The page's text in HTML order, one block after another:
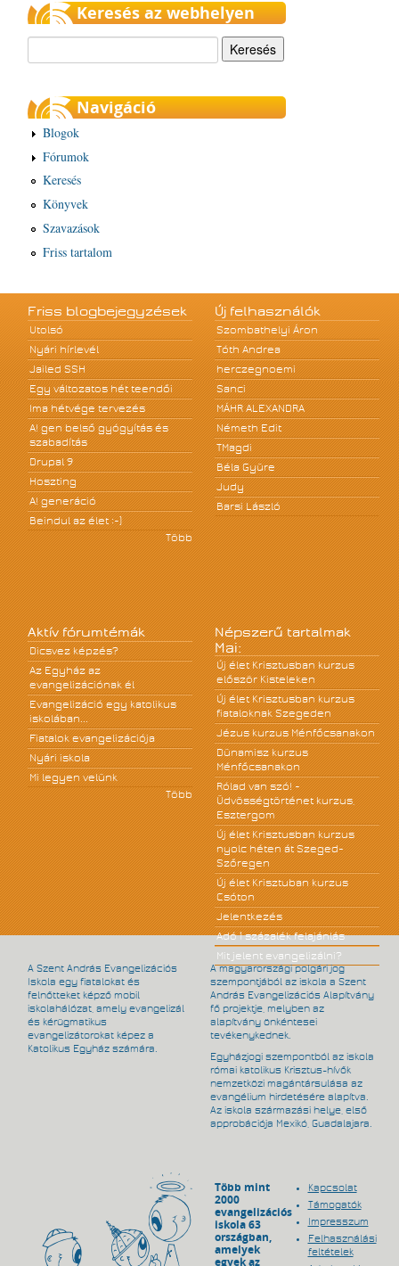
Keresés az webhelyen
Navigáció
Blogok
Fórumok
Keresés
Könyvek
Szavazások
Friss tartalom
Friss blogbejegyzések
Utolsó
Nyári hírlevél
Jailed SSH
Egy változatos hét teendői
Ima hétvége tervezés
A! gen belső gyógyítás és
szabadítás
Drupal 9
Hoszting
A! generáció
Beindul az élet :-)
Több
Új felhasználók
Szombathelyi Áron
Tóth Andrea
herczegnoemi
Sanci
MÁHR ALEXANDRA
Németh Edit
TMagdi
Béla Gyüre
Judy
Barsi László
Aktív fórumtémák
Dicsvez képzés?
Az Egyház az
evangelizációnak él
Evangelizáció egy katolikus
iskolában...
Fiatalok evangelizációja
Nyári iskola
Mi legyen velünk
Több
Népszerű tartalmak
Mai:
Új élet Krisztusban kurzus
először Kisteleken
Új élet Krisztusban kurzus
fiataloknak Szegeden
Jézus kurzus Ménfőcsanakon
Dünamisz kurzus
Ménfőcsanakon
Rólad van szó! -
Üdvösségtörténet kurzus,
Esztergom
Új élet Krisztusban kurzus
nyolc héten át Szeged-
Szőregen
Új élet Krisztuban kurzus
Csóton
Jelentkezés
Adó 1 százalék felajánlás
Mit jelent evangelizálni?
A Szent András Evangelizációs
Iskola egy fiatalokat és
felnőtteket képző mobil
iskolahálózat, amely evangelizál
és kérügmatikus
evangelizátorokat képez a
Katolikus Egyház számára.
A magyarországi polgári jog
szempontjából az iskola a Szent
András Evangelizációs Alapítvány
fő projektje, melyben az
alapítvány önkéntesei
tevékenykednek.
Egyházjogi szempontból az iskola
római katolikus Krisztus-hívők
nemzetközi magántársulása az
evangélium hirdetésére alapítva.
Az iskola származási helye, első
approbációja Mexikó, Guadalajara.
Több mint
2000
evangelizációs
iskola 63
országban,
amelyek
egyek az
Kapcsolat
Támogatók
Impresszum
Felhasználási
feltételek